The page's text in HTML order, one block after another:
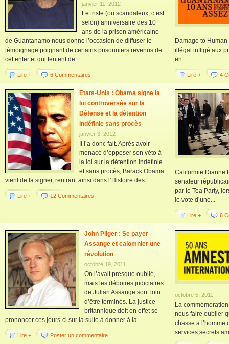
janvier 11, 2012
Le triste (ou scandaleux, c’est
selon) anniversaire des 10
ans de la prison américaine
de Guantanamo nous donne l’occasion de diffuser le
témoignage poignant de certains prisonniers revenus de
cet enfer et qui tentent de...
Lire + 6 Commentaires
Damage to
illégal infligé aux
en...
Lire + 4
Etats-Unis : Obama signe la
loi controversée sur la
Défense et la détention
indéfinie sans procès
janvier 3, 2012
Il l’a donc fait. Après avoir
menacé d’opposer son véto à
la loi sur la détention indéfinie
et sans procès, Barack Obama
vient de la signer, rentrant ainsi dans l’Histoire des...
Lire + 12 Commentaires
Califormie Dianne
senateur
par le Tea Party,
le vote d’une...
Lire + 6
John Pilger : Se payer
Assange et calomnier une
révolution
octobre 19, 2011
On l’avait presque oublié,
mais les déboires judiciaires
de Julian Assange sont loin
d’être terminés. La justice
britannique doit en effet se
prononcer ces jours-ci sur la suite à donner à la...
Lire + Poster un commentaire
octobre 5, 2011
La
nous faire oublier
chasse à l’homme
services secrets